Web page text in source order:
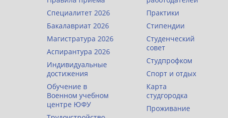
Специалитет 2026
Бакалавриат 2026
Магистратура 2026
Аспирантура 2026
Индивидуальные
достижения
Обучение в
Военном учебном
центре ЮФУ
Практики
Стипендии
Студенческий
совет
Студпрофком
Спорт и отдых
Карта
студгородка
Проживание